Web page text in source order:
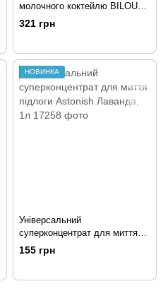
молочного коктейлю BILOU
Milky Dream, 200мл
321 грн
НОВИНКА
Універсальний
суперконцентрат для миття
підлоги Astonish Лаванда, 1л
155 грн